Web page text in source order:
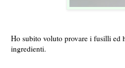
Ho subito voluto provare i fusilli ed
ingredienti.